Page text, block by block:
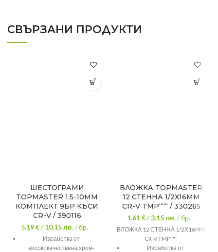
СВЪРЗАНИ ПРОДУКТИ
ШЕСТОГРАМИ
TOPMASTER 1.5-10MM
КОМПЛЕКТ 9БР КЪСИ
CR-V / 390116
5.19 €/10.15лв./ бр.
Изработка от
висококачествена хром-
ВЛОЖКА TOPMASTER
12 СТЕННА 1/2Х16MM
CR-V TMP“““ / 330265
1.61 €/3.15лв./ бр.
ВЛОЖКА 12 СТЕННА 1/2Х16MM
CR-V TMP"""
Изработка от